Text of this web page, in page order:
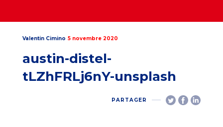
Valentin Cimino 5 novembre 2020
austin-distel-
tLZhFRLj6nY-unsplash
PARTAGER